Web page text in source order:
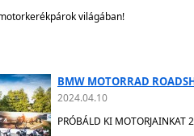
világában!
BMW MOTORRAD
2024.04.10
PRÓBÁLD KI